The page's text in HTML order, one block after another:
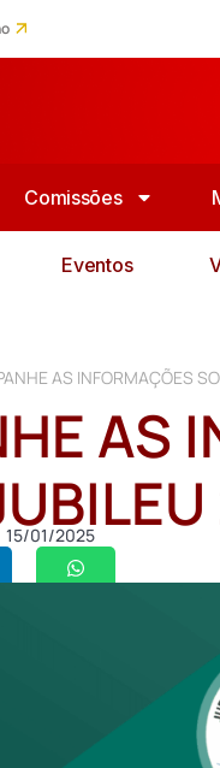
Comissões
Eventos
AS INFORMAÇÕES
AS
15/01/2025